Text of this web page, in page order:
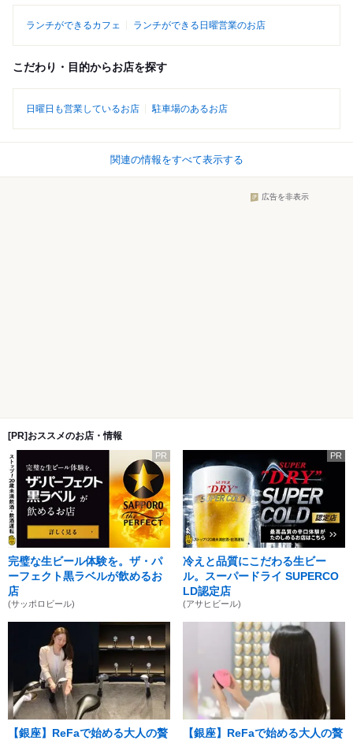
ランチができるカフェ ランチができる日曜営業のお店
こだわり・目的からお店を探す
日曜日も営業しているお店 駐車場のあるお店
関連の情報をすべて表示する
広告を非表示
[PR]おススメのお店・情報
PR
完璧な生ビール体験を。ザ・パ
ーフェクト黒ラベルが飲めるお
店
(サッポロビール)
PR
冷えと品質にこだわる生ビー
ル。スーパードライ SUPERCO
LD認定店
(アサヒビール)
【銀座】ReFaで始める大人の贅
【銀座】ReFaで始める大人の贅